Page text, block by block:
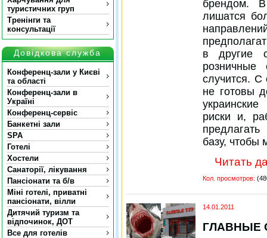
туристичних груп
Тренінги та
консультації
Довідкова служба
Конференц-зали у Києві
та області
Конференц-зали в
Україні
Конференц-сервіс
Банкетні зали
SPA
Готелі
Хостели
Санаторії, лікування
Пансіонати та б/в
Міні готелі, приватні
пансіонати, вілли
Дитячий туризм та
відпочинок, ДОТ
Все для готелів
брендом.
лишатся
в другие
розничные
случится. С
не готовы
украинские
риски и,
базу, чтобы
Читать
Кол. просмотров:
14.01.2011
ГЛАВНЫЕ